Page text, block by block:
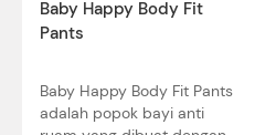
Baby Happy Body Fit
Pants
Baby Happy Body Fit Pants
adalah popok bayi anti